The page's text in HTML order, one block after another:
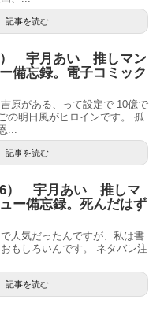
記事を読む
） 宇月あい 推しマン
備忘録。電子コミック
原がある、って設定で 10億で
の明日風がヒロインです。 孤
...
記事を読む
6） 宇月あい 推しマ
ー備忘録。死んだはず
人気だったんですが、私は書
もしろいんです。 ネタバレ注
記事を読む